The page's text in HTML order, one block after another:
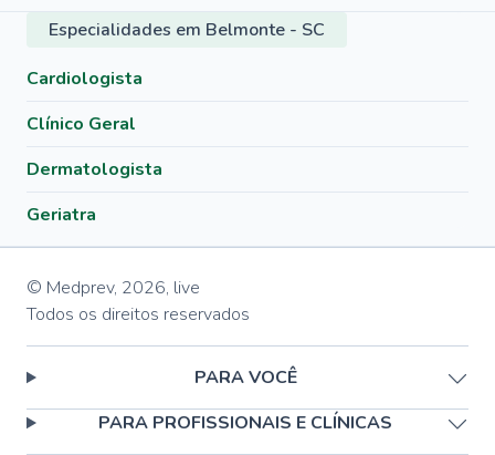
Especialidades em Belmonte - SC
Cardiologista
Clínico Geral
Dermatologista
Geriatra
© Medprev, 2026, live
Todos os direitos reservados
PARA VOCÊ
PARA PROFISSIONAIS E CLÍNICAS